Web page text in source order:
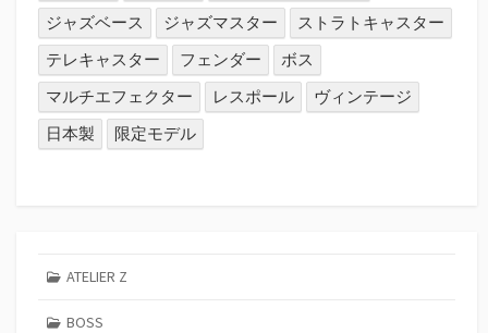
ジャズベース
ジャズマスター
ストラトキャスター
テレキャスター
フェンダー
ボス
マルチエフェクター
レスポール
ヴィンテージ
日本製
限定モデル
ATELIER Z
BOSS